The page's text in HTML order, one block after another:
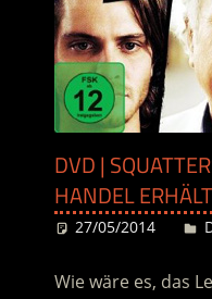
DVD |
HANDEL
27/05/2014
Wie wäre es, das